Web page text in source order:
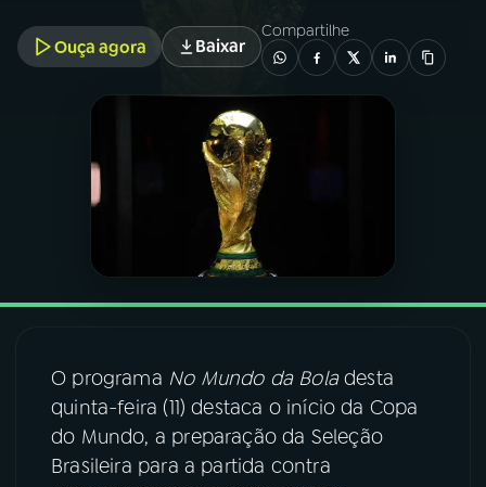
02A RÁDIO
PROGRAMAS
PODCASTS
07ÚLTIMAS
08FESTIVAL DE MÚSICA
Ouça agora Baixar
Compartilhe
O programa No Mundo da Boladesta
quinta-feira (11) destaca o início da Copa
do Mundo, a preparação da Seleção
Brasileira para a partida contra